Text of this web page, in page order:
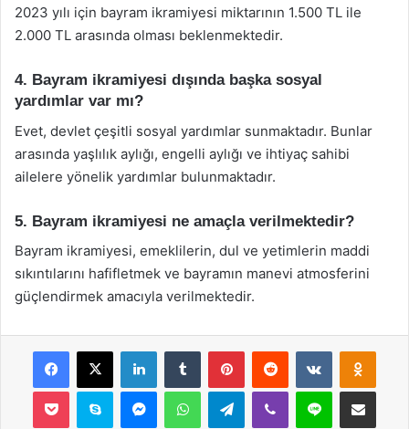
2023 yılı için bayram ikramiyesi miktarının 1.500 TL ile
2.000 TL arasında olması beklenmektedir.
4. Bayram ikramiyesi dışında başka sosyal
yardımlar var mı?
Evet, devlet çeşitli sosyal yardımlar sunmaktadır. Bunlar
arasında yaşlılık aylığı, engelli aylığı ve ihtiyaç sahibi
ailelere yönelik yardımlar bulunmaktadır.
5. Bayram ikramiyesi ne amaçla verilmektedir?
Bayram ikramiyesi, emeklilerin, dul ve yetimlerin maddi
sıkıntılarını hafifletmek ve bayramın manevi atmosferini
güçlendirmek amacıyla verilmektedir.
Facebook
X LinkedInTumblr PinterestReddit VKontakte
Pocket Skype MessengerWhatsAppTelegramViber Line E-Posta ile